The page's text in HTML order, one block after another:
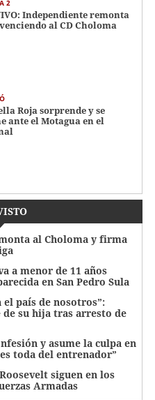
2
Independiente remonta
al CD Choloma
Roja sorprende y se
ante el Motagua en el
al Choloma y firma
a menor de 11 años
en San Pedro Sula
el país de nosotros”:
de su hija tras arresto de
y asume la culpa en
toda del entrenador”
siguen en los
Armadas